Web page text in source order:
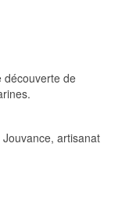
découverte de
artisanat